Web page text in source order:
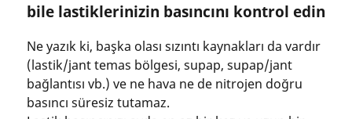
bile lastiklerinizin basıncını kontrol edin
Ne yazık ki, başka olası sızıntı kaynakları da vardır
(lastik/jant temas bölgesi, supap, supap/jant
bağlantısı vb.) ve ne hava ne de nitrojen doğru
basıncı süresiz tutamaz.